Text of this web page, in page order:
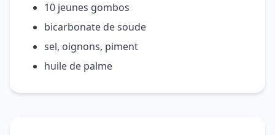
10 jeunes gombos
bicarbonate de soude
sel, oignons, piment
huile de palme